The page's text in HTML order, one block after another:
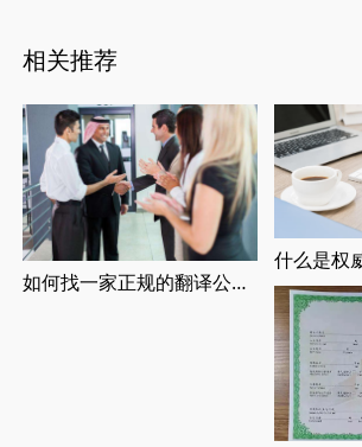
相关推荐
如何找一家正规的翻译公司，找正规翻译公司有哪些要求